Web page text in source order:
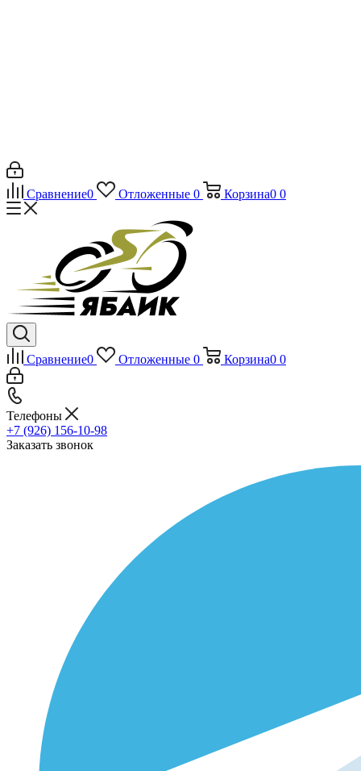
Сравнение0 Отложенные 0 Корзина0 0
Сравнение0 Отложенные 0 Корзина0 0
Телефоны
+7 (926) 156-10-98
Заказать звонок